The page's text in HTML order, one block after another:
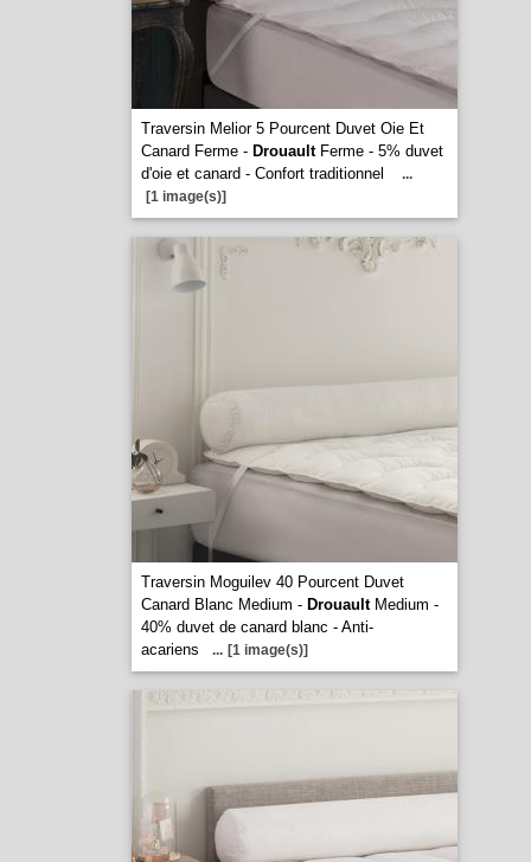
Traversin Melior 5 Pourcent Duvet Oie Et
Canard Ferme - DrouaultFerme - 5% duvet
d'oie et canard - Confort traditionnel
...
[1 image(s)]
Traversin Moguilev 40 Pourcent Duvet
Canard Blanc Medium - DrouaultMedium -
40% duvet de canard blanc - Anti-
acariens
... [1 image(s)]